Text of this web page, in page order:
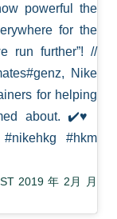
powerful the
for the
run further”! //
Nike
for helping
about. ✔️♥️
#hkm
2019 年 2月 月